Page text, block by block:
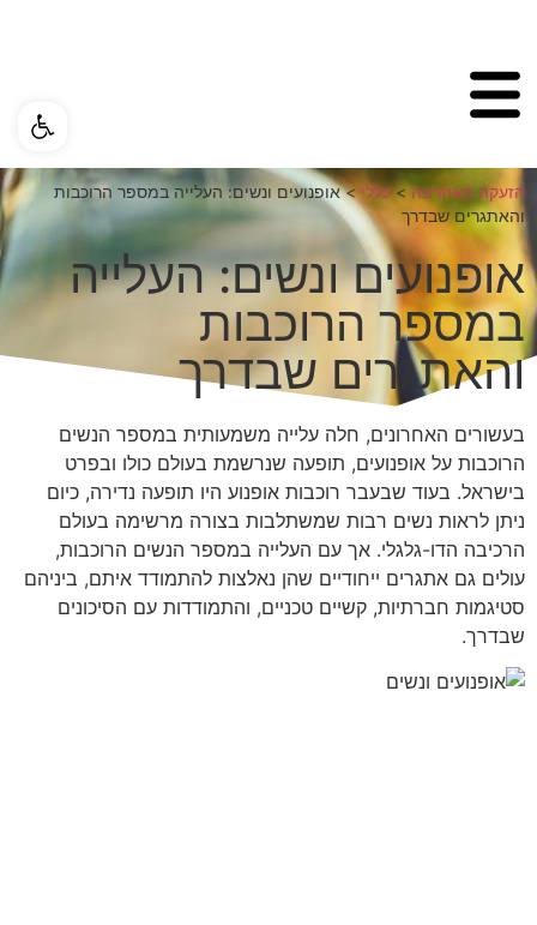
הזעקה האחרונה>כללי>אופנועים ונשים: העלייה במספר הרוכבות
והאתגרים שבדרך
אופנועים ונשים: העלייה
במספר הרוכבות
והאתגרים שבדרך
בעשורים האחרונים, חלה עלייה משמעותית במספר הנשים
הרוכבות על אופנועים, תופעה שנרשמת בעולם כולו ובפרט
בישראל. בעוד שבעבר רוכבות אופנוע היו תופעה נדירה, כיום
ניתן לראות נשים רבות שמשתלבות בצורה מרשימה בעולם
הרכיבה הדו-גלגלי. אך עם העלייה במספר הנשים הרוכבות,
עולים גם אתגרים ייחודיים שהן נאלצות להתמודד איתם, ביניהם
סטיגמות חברתיות, קשיים טכניים, והתמודדות עם הסיכונים
שבדרך.